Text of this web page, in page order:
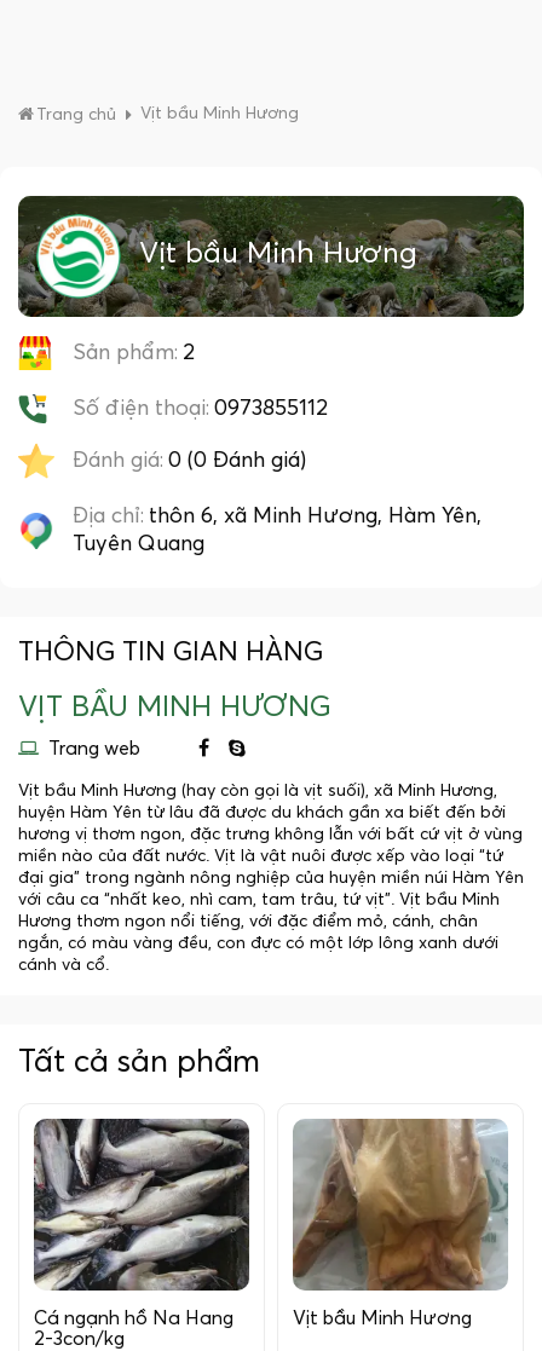
Trang chủ Vịt bầu Minh Hương
Vịt bầu Minh Hương
Sản phẩm: 2
Số điện thoại: 0973855112
Đánh giá: 0 (0 Đánh giá)
Địa chỉ: thôn 6, xã Minh Hương, Hàm Yên,
Tuyên Quang
THÔNG TIN GIAN HÀNG
VỊT BẦU MINH HƯƠNG
Trang web
Vịt bầu Minh Hương (hay còn gọi là vịt suối), xã Minh Hương,
huyện Hàm Yên từ lâu đã được du khách gần xa biết đến bởi
hương vị thơm ngon, đặc trưng không lẫn với bất cứ vịt ở vùng
miền nào của đất nước. Vịt là vật nuôi được xếp vào loại “tứ
đại gia” trong ngành nông nghiệp của huyện miền núi Hàm Yên
với câu ca “nhất keo, nhì cam, tam trâu, tứ vịt”. Vịt bầu Minh
Hương thơm ngon nổi tiếng, với đặc điểm mỏ, cánh, chân
ngắn, có màu vàng đều, con đực có một lớp lông xanh dưới
cánh và cổ.
Tất cả sản phẩm
Cá ngạnh hồ Na Hang
2-3con/kg
Vịt bầu Minh Hương